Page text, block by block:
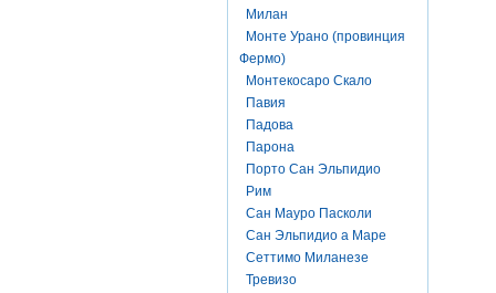
Милан
Монте Урано (провинция
Фермо)
Монтекосаро Скало
Павия
Падова
Парона
Порто Сан Эльпидио
Рим
Сан Мауро Пасколи
Сан Эльпидио а Маре
Сеттимо Миланезе
Тревизо